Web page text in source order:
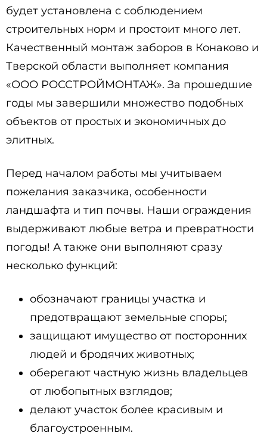
будет установлена с соблюдением
строительных норм и простоит много лет.
Качественный монтаж заборов в Конаково и
Тверской области выполняет компания
«ООО РОССТРОЙМОНТАЖ». За прошедшие
годы мы завершили множество подобных
объектов от простых и экономичных до
элитных.
Перед началом работы мы учитываем
пожелания заказчика, особенности
ландшафта и тип почвы. Наши ограждения
выдерживают любые ветра и превратности
погоды! А также они выполняют сразу
несколько функций:
обозначают границы участка и
предотвращают земельные споры;
защищают имущество от посторонних
людей и бродячих животных;
оберегают частную жизнь владельцев
от любопытных взглядов;
делают участок более красивым и
благоустроенным.